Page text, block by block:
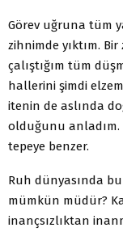
Görev uğruna tüm
zihnimde yıktım.
çalıştığım tüm
hallerini şimdi
itenin de aslında
olduğunu anladım.
tepeye benzer.
Ruh dünyasında
mümkün müdür?
inançsızlıktan